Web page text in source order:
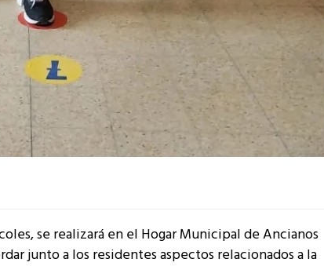
se realizará en el Hogar Municipal de Ancianos
junto a los residentes aspectos relacionados a la